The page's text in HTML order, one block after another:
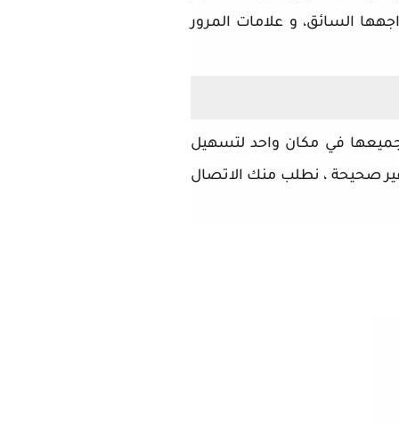
السائق، و علامات المرور
في مكان واحد لتسهيل
صحيحة ، نطلب منك الاتصال